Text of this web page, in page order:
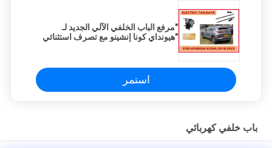
"مرفع الباب الخلفي الآلي الجديد لـ
"هيونداي كونا إنشينو مع تصرف استثنائي
استمر
باب خلفي كهربائي